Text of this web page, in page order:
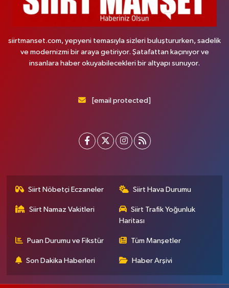
siirtmanset.com, yepyeni temasıyla sizleri buluştururken, sadelik
ve modernizmi bir araya getiriyor. Şatafattan kaçınıyor ve
insanlara haber okuyabilecekleri bir altyapı sunuyor.
[email protected]
Siirt Nöbetçi Eczaneler Siirt Hava Durumu
Siirt Namaz Vakitleri
Siirt Trafik Yoğunluk
Haritası
Puan Durumu ve Fikstür Tüm Manşetler
Son Dakika Haberleri Haber Arşivi